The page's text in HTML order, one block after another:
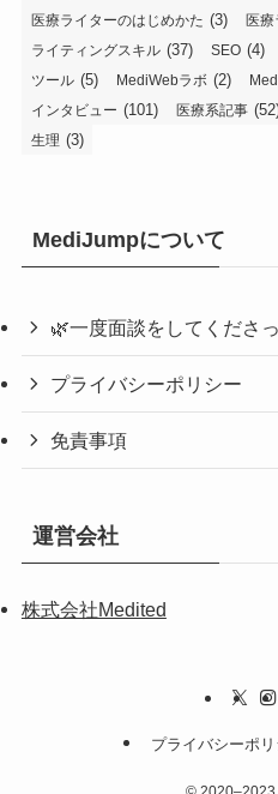
医療ライターのはじめかた (3) 医療
ライティングスキル (37) SEO (4)
ツール (5) MediWebラボ (2)
インタビュー (101) 医療系記事
生理 (3)
MediJumpについて
🌿一度面談をしてくださ
プライバシーポリシー
免責事項
運営会社
株式会社Medited
プライバシーポ